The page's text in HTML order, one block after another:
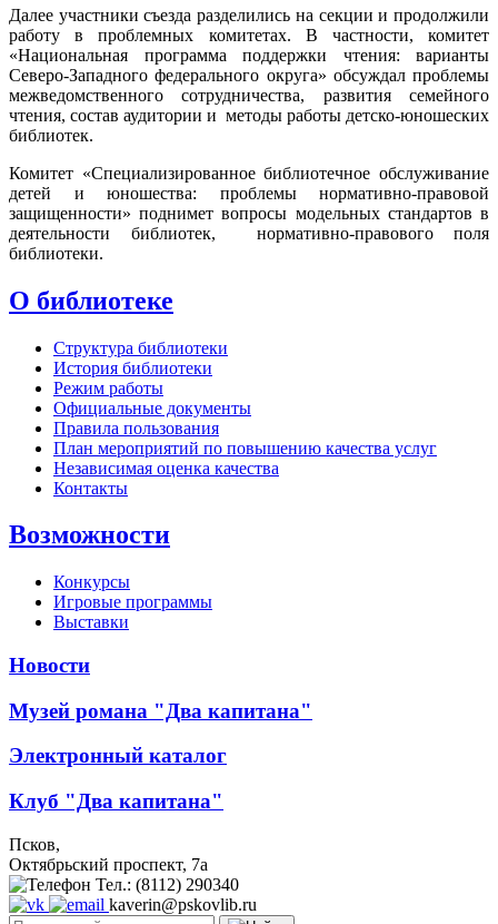
Далее участники съезда разделились на секции и продолжили
работу в проблемных комитетах. В частности, комитет
«Национальная программа поддержки чтения: варианты
Северо-Западного федерального округа» обсуждал проблемы
межведомственного сотрудничества, развития семейного
чтения, состав аудитории и методы работы детско-юношеских
библиотек.
Комитет «Специализированное библиотечное обслуживание
детей и юношества: проблемы нормативно-правовой
защищенности» поднимет вопросы модельных стандартов в
деятельности библиотек, нормативно-правового поля
библиотеки.
О библиотеке
Структура библиотеки
История библиотеки
Режим работы
Официальные документы
Правила пользования
План мероприятий по повышению качества услуг
Независимая оценка качества
Контакты
Возможности
Конкурсы
Игровые программы
Выставки
Новости
Музей романа "Два капитана"
Электронный каталог
Клуб "Два капитана"
Псков,
Октябрьский проспект, 7a
Тел.: (8112) 290340
kaverin@pskovlib.ru